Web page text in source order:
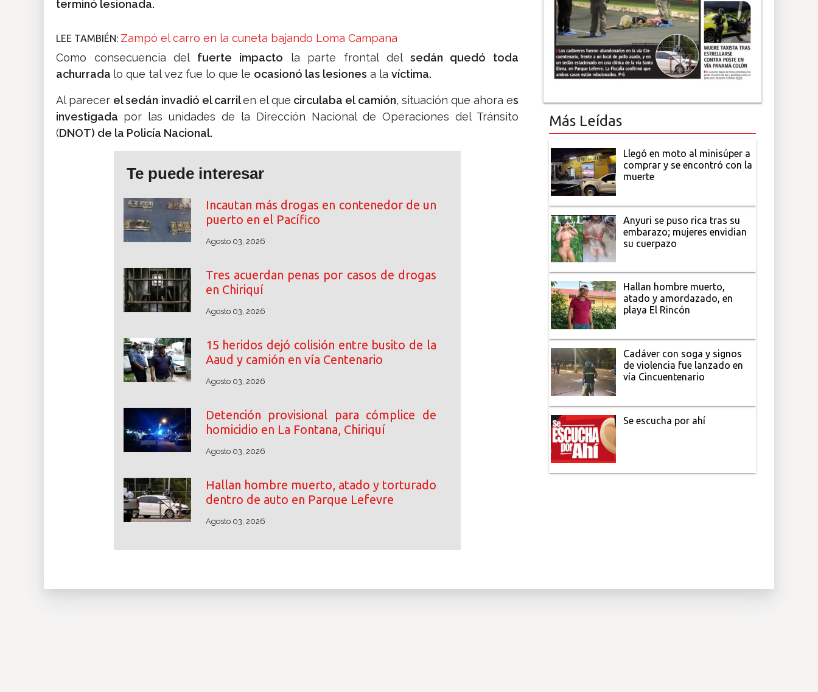
terminó lesionada.
LEE TAMBIÉN: Zampó el carro en la cuneta bajando Loma Campana
Como consecuencia delfuerte impacto la parte frontal del sedán quedó toda
achurrada lo que tal vez fue lo que le ocasionó las lesiones a la víctima.
Al parecer el sedán invadió el carrilen el que circulaba el camión, situación que ahora es
investigada por las unidades de la Dirección Nacional de Operaciones del Tránsito
(DNOT) de la Policía Nacional.
Te puede interesar
Incautan más drogas en contenedor de un
puerto en el Pacífico
Agosto 03, 2026
Tres acuerdan penas por casos de drogas
en Chiriquí
Agosto 03, 2026
15 heridos dejó colisión entre busito de la
Aaud y camión en vía Centenario
Agosto 03, 2026
Detención provisional para cómplice de
homicidio en La Fontana, Chiriquí
Agosto 03, 2026
Hallan hombre muerto, atado y torturado
dentro de auto en Parque Lefevre
Agosto 03, 2026
Más Leídas
Llegó en moto al minisúper a
comprar y se encontró con la
muerte
Anyuri se puso rica tras su
embarazo; mujeres envidian
su cuerpazo
Hallan hombre muerto,
atado y amordazado, en
playa El Rincón
Cadáver con soga y signos
de violencia fue lanzado en
vía Cincuentenario
Se escucha por ahí